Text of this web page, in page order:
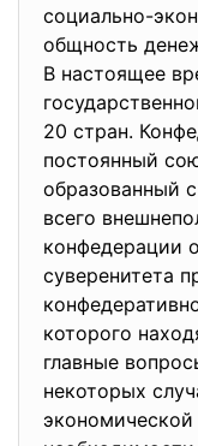
социально-
общность
В настоящее
20 стран.
постоянный
образованный
всего
конфедерации
суверенитета
которого
главные
некоторых